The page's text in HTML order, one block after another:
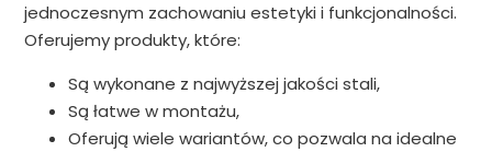
jednoczesnym zachowaniu estetyki i funkcjonalności.
Oferujemy produkty, które:
Są wykonane z najwyższej jakości stali,
Są łatwe w montażu,
Oferują wiele wariantów, co pozwala na idealne